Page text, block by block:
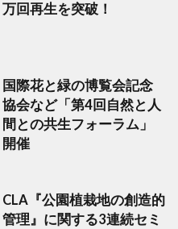
万回再生を突破！
国際花と緑の博覧会記念
協会など「第4回自然と人
間との共生フォーラム」
開催
CLA『公園植栽地の創造的
管理』に関する3連続セミ